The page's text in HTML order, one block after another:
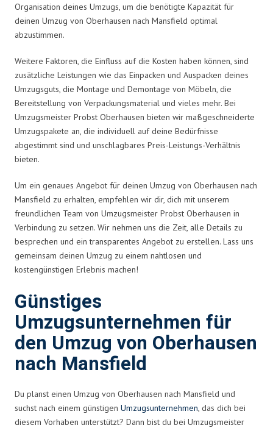
Organisation deines Umzugs, um die benötigte Kapazität für
deinen Umzug von Oberhausen nach Mansfield optimal
abzustimmen.
Weitere Faktoren, die Einfluss auf die Kosten haben können, sind
zusätzliche Leistungen wie das Einpacken und Auspacken deines
Umzugsguts, die Montage und Demontage von Möbeln, die
Bereitstellung von Verpackungsmaterial und vieles mehr. Bei
Umzugsmeister Probst Oberhausen bieten wir maßgeschneiderte
Umzugspakete an, die individuell auf deine Bedürfnisse
abgestimmt sind und unschlagbares Preis-Leistungs-Verhältnis
bieten.
Um ein genaues Angebot für deinen Umzug von Oberhausen nach
Mansfield zu erhalten, empfehlen wir dir, dich mit unserem
freundlichen Team von Umzugsmeister Probst Oberhausen in
Verbindung zu setzen. Wir nehmen uns die Zeit, alle Details zu
besprechen und ein transparentes Angebot zu erstellen. Lass uns
gemeinsam deinen Umzug zu einem nahtlosen und
kostengünstigen Erlebnis machen!
Günstiges
Umzugsunternehmen für
den Umzug von Oberhausen
nach Mansfield
Du planst einen Umzug von Oberhausen nach Mansfield und
suchst nach einem günstigen Umzugsunternehmen, das dich bei
diesem Vorhaben unterstützt? Dann bist du bei Umzugsmeister